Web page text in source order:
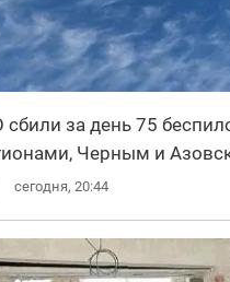
за день 75
Черным и
сегодня, 20:44